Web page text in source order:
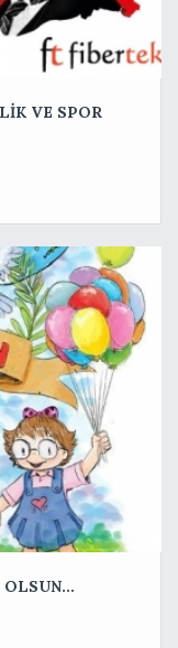
VE SPOR